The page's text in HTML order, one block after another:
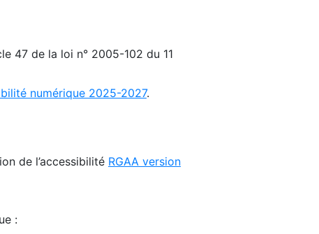
47 de la loi n° 2005-102 du 11
numérique 2025-2027.
de l’accessibilité RGAA version
: